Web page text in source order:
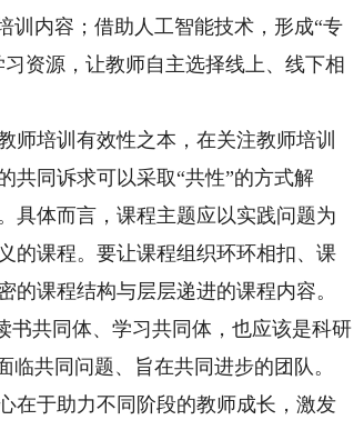
训内容；借助人工智能技术，形成“专
资源，让教师自主选择线上、线下相
培训有效性之本，在关注教师培训
共同诉求可以采取“共性”的方式解
具体而言，课程主题应以实践问题为
的课程。要让课程组织环环相扣、课
课程结构与层层递进的课程内容。
共同体、学习共同体，也应该是科研
共同问题、旨在共同进步的团队。
在于助力不同阶段的教师成长，激发